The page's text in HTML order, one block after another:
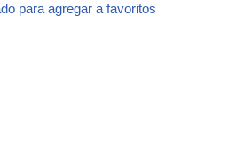
para agregar a favoritos